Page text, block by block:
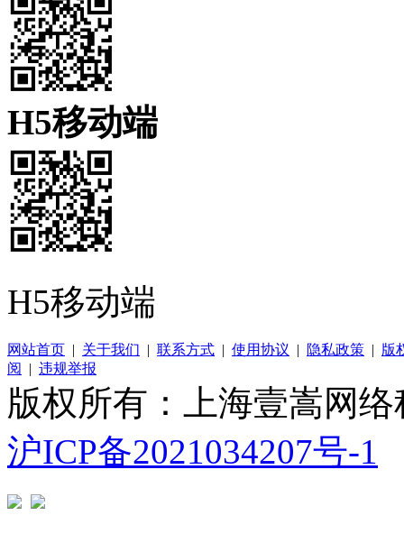
H5移动端
H5移动端
网站首页 | 关于我们 | 联系方式 | 使用协议 | 隐私政策 | 版
阅
| 违规举报
版权所有：上海壹嵩网
沪ICP备2021034207号-1